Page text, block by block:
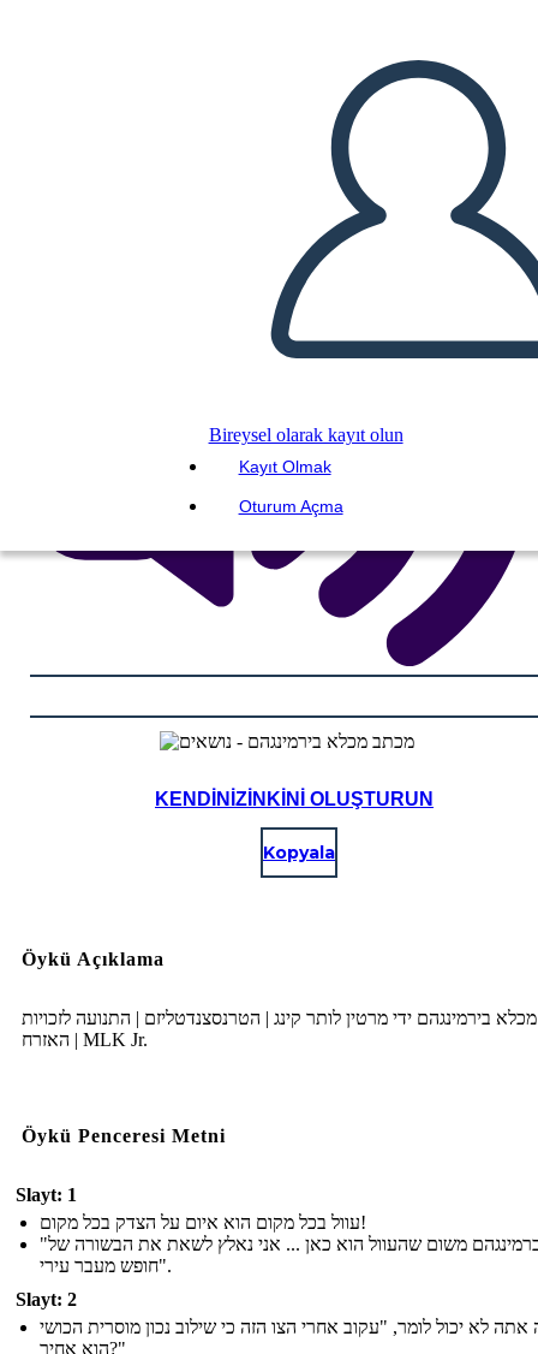
Bireysel olarak kayıt olun
Kayıt Olmak
Oturum Açma
BİR HİKAYE PANOSU OLUŞTUR
SLAYT GÖSTERİSİNİ OYNAT
BENİ OKU
KENDINIZINKINI OLUŞTURUN
Kopyala
Öykü Açıklama
בירמינגהם ידי מרטין לותר קינג | הטרנסצנדטליזם | התנועה לזכויות
האזרח | MLK Jr.
Öykü Penceresi Metni
Slayt: 1
עוול בכל מקום הוא איום על הצדק בכל מקום!
"אני בברמינגהם משום שהעוול הוא כאן ... אני נאלץ לשאת את הבשורה של
חופש מעבר עירי".
Slayt: 2
אתה לא יכול לומר, "עקוב אחרי הצו הזה כי שילוב נכון מוסרית הכושי
הוא אחיך?"